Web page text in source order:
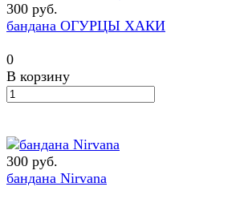
300 руб.
бандана ОГУРЦЫ ХАКИ
0
В корзину
300 руб.
бандана Nirvana